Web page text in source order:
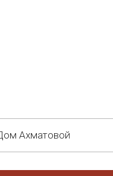
Ахматовой